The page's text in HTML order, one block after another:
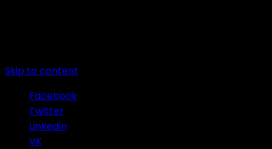
Skip to content
Facebook
Twitter
Linkedin
VK